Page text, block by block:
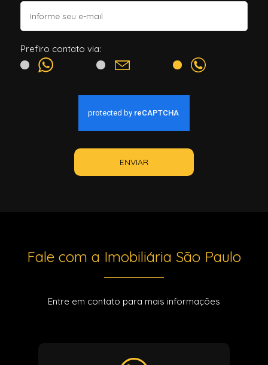
Prefiro contato via:
ENVIAR
Fale com a Imobiliária São Paulo
Entre em contato para mais informações